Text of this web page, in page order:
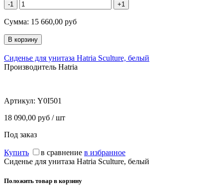
-1 +1
Сумма: 15 660,00 руб
Сиденье для унитаза Hatria Sculture, белый
Производитель Hatria
Артикул: Y0I501
18 090,00 руб / шт
Под заказ
Купить в сравнение в избранное
Сиденье для унитаза Hatria Sculture, белый
Положить товар в корзину